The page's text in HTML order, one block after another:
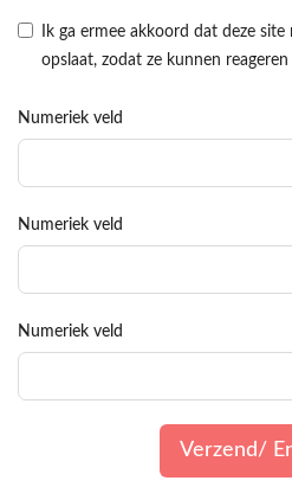
Ik ga ermee akkoord dat deze
opslaat, zodat ze kunnen
Numeriek veld
Numeriek veld
Numeriek veld
Verzend/